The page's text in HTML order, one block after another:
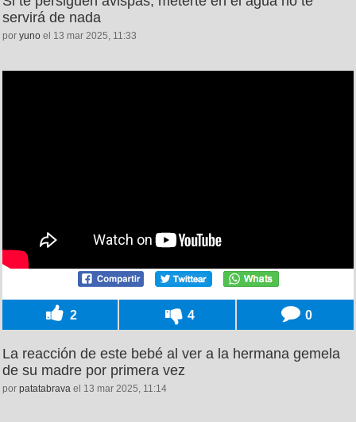
servirá de nada
por yuno el 13 mar 2025, 11:33
2 4 0
La reacción de este bebé al ver a la hermana gemela
de su madre por primera vez
por patatabrava el 13 mar 2025, 11:14